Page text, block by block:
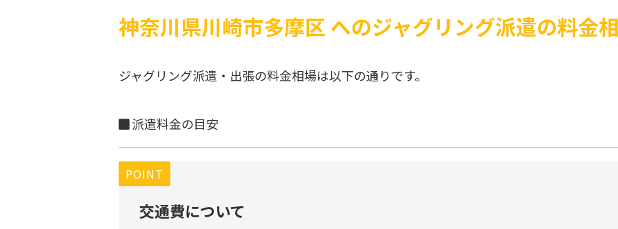
神奈川県川崎市多摩区 へのジャグリング派遣の料金
ジャグリング派遣・出張の料金相場は以下の通りです。
派遣料金の目安
POINT
交通費について